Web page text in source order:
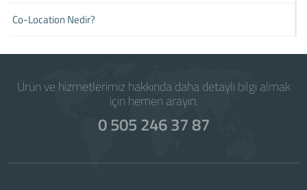
Co-Location Nedir?
Ürün ve hizmetlerimiz hakkında daha detaylı bilgi almak
için hemen arayın.
0 505 246 37 87